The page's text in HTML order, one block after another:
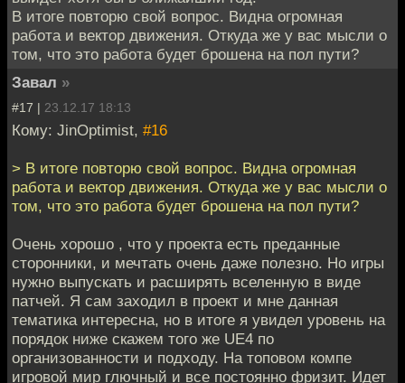
В итоге повторю свой вопрос. Видна огромная
работа и вектор движения. Откуда же у вас мысли о
том, что это работа будет брошена на пол пути?
Завал »
#17 | 23.12.17 18:13
Кому: JinOptimist, #16
> В итоге повторю свой вопрос. Видна огромная
работа и вектор движения. Откуда же у вас мысли о
том, что это работа будет брошена на пол пути?
Очень хорошо , что у проекта есть преданные
сторонники, и мечтать очень даже полезно. Но игры
нужно выпускать и расширять вселенную в виде
патчей. Я сам заходил в проект и мне данная
тематика интересна, но в итоге я увидел уровень на
порядок ниже скажем того же UE4 по
организованности и подходу. На топовом компе
игровой мир глючный и все постоянно фризит. Идет